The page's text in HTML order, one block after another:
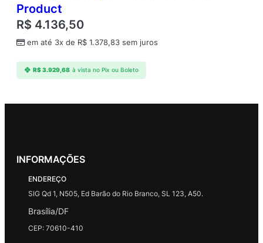
Product
R$ 4.136,50
em até 3x de R$ 1.378,83 sem juros
R$3.929,68 à vista no Pix ou Boleto
INFORMAÇÕES
ENDEREÇO
SIG Qd 1, N505, Ed Barão do Rio Branco, SL 123, A50.
Brasília/DF
CEP: 70610-410